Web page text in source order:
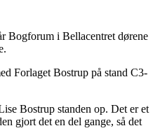
Bogforum i Bellacentret dørene
Forlaget Bostrup på stand C3-
Bostrup standen op. Det er et
gjort det en del gange, så det